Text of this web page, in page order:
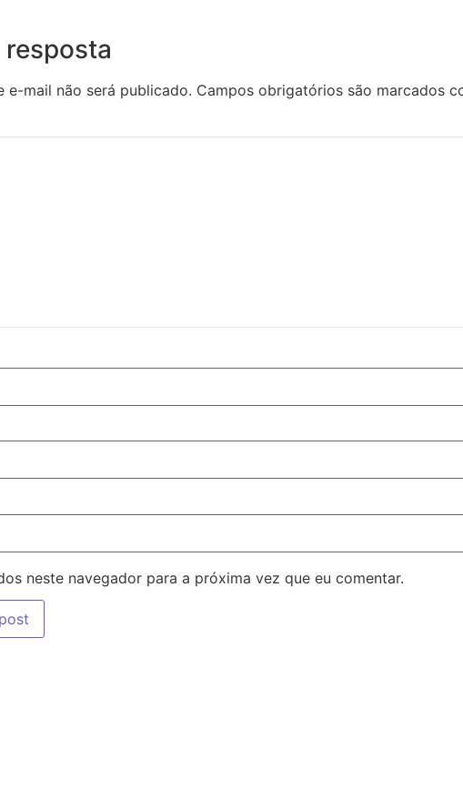
resposta
e-mail não será publicado. Campos obrigatórios são marcados
neste navegador para a próxima vez que eu comentar.